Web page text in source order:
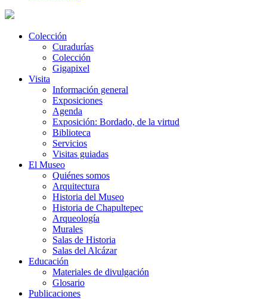
Colección
Curadurías
Colección
Gigapixel
Visita
Información general
Exposiciones
Agenda
Exposición: Bordado, de la virtud
Biblioteca
Servicios
Visitas guiadas
El Museo
Quiénes somos
Arquitectura
Historia del Museo
Historia de Chapultepec
Arqueología
Murales
Salas de Historia
Salas del Alcázar
Educación
Materiales de divulgación
Glosario
Publicaciones